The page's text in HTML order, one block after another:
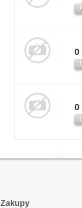
0
0
Zakupy